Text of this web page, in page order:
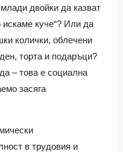
двойки да казват
искаме куче“? Или да
колички, облечени
тортa и подаръци?
– това е социална
засяга
в трудовия и